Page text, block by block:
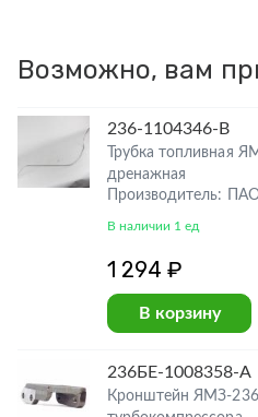
Возможно, вам
236-1104346-В
Трубка топливная
дренажная
Производитель:
В наличии 1 ед
1 294 ₽
В корзину
236БЕ-1008358-А
Кронштейн ЯМЗ-